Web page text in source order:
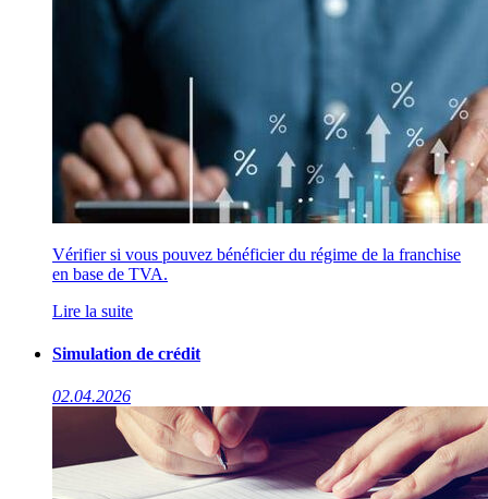
Vérifier si vous pouvez bénéficier du régime de la franchise
en base de TVA.
Lire la suite
Simulation de crédit
02.04.2026